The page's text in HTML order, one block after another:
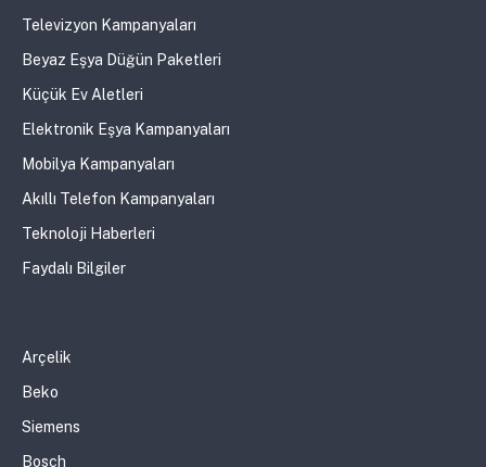
Televizyon Kampanyaları
Beyaz Eşya Düğün Paketleri
Küçük Ev Aletleri
Elektronik Eşya Kampanyaları
Mobilya Kampanyaları
Akıllı Telefon Kampanyaları
Teknoloji Haberleri
Faydalı Bilgiler
Arçelik
Beko
Siemens
Bosch